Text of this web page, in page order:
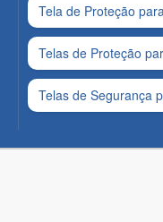
Tela de Proteção
Telas de Proteção
Telas de Segurança